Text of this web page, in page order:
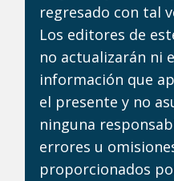
regresado con tal
Los editores de
no actualizarán ni
información que
el presente y no
ninguna
errores u
proporcionados